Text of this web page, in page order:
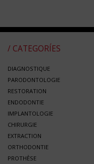
/ CATEGORÍES
DIAGNOSTIQUE
PARODONTOLOGIE
RESTORATION
ENDODONTIE
IMPLANTOLOGIE
CHIRURGIE
EXTRACTION
ORTHODONTIE
PROTHÈSE